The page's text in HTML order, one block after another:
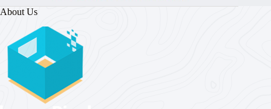
About Us